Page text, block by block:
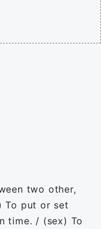
two other,
To put or set
time. / (sex) To